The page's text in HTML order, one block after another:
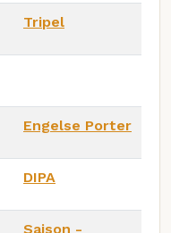
Tripel
Engelse Porter
DIPA
Saison -